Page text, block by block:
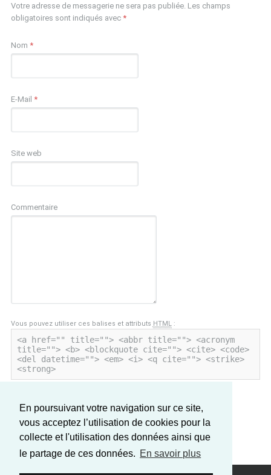
En poursuivant votre navigation sur ce site,
vous acceptez l’utilisation de cookies pour la
collecte et l'utilisation des données ainsi que
le partage de ces données. En savoir plus
Votre adresse de messagerie ne sera pas publiée. Les champs
obligatoires sont indiqués avec *
Nom *
E-Mail *
Site web
Commentaire
Vous pouvez utiliser ces balises et attributs HTML :
<a href="" title=""> <abbr title=""> <acronym
title=""> <b> <blockquote cite=""> <cite> <code>
<del datetime=""> <em> <i> <q cite=""> <strike>
<strong>